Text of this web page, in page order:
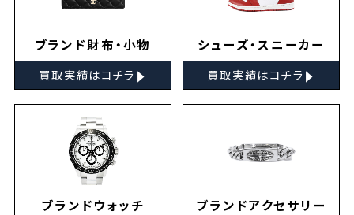
ブランド財布・小物
買取実績はコチラ ▸
シューズ・スニーカー
買取実績はコチラ ▸
ブランドウォッチ ブランドアクセサリー